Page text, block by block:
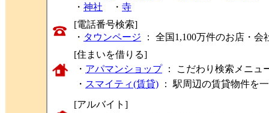
・ 神社 ・ 寺
[電話番号検索]
・ タウンページ ： 全国1,100万件のお店・
[住まいを借りる]
・ アパマンショップ： こだわり検索メニュ
・ スマイティ(賃貸) ： 駅周辺の賃貸物件を
[アルバイト]